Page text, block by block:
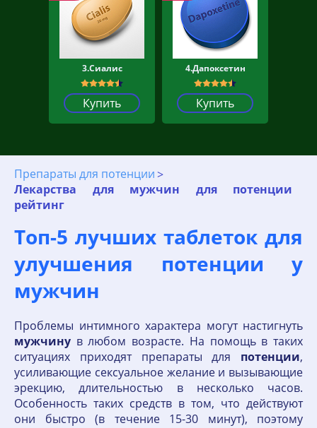
3.Сиалис
Купить
4.Дапоксетин
Купить
Препараты для потенции
Лекарства для мужчин для потенции
рейтинг
Топ-5 лучших таблеток для
улучшения потенции у
мужчин
Проблемы интимного характера могут настигнуть
мужчину в любом возрасте. На помощь в таких
ситуациях приходят препараты для потенции,
усиливающие сексуальное желание и вызывающие
эрекцию, длительностью в несколько часов.
Особенность таких средств в том, что действуют
они быстро (в течение 15-30 минут), поэтому